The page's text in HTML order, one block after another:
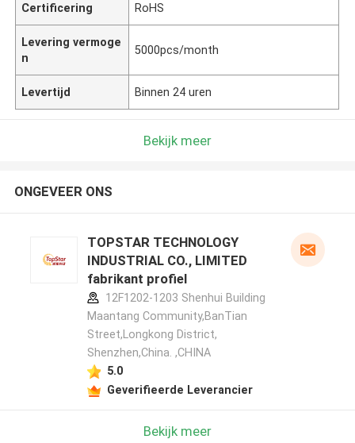
Certificering RoHS
Levering vermoge
n
5000pcs/month
Levertijd Binnen 24 uren
Bekijk meer
ONGEVEER ONS
TOPSTAR TECHNOLOGY
INDUSTRIAL CO., LIMITED
fabrikant profiel
12F1202-1203 Shenhui Building
Maantang Community,BanTian
Street,Longkong District,
Shenzhen,China. ,CHINA
5.0
Geverifieerde Leverancier
Bekijk meer